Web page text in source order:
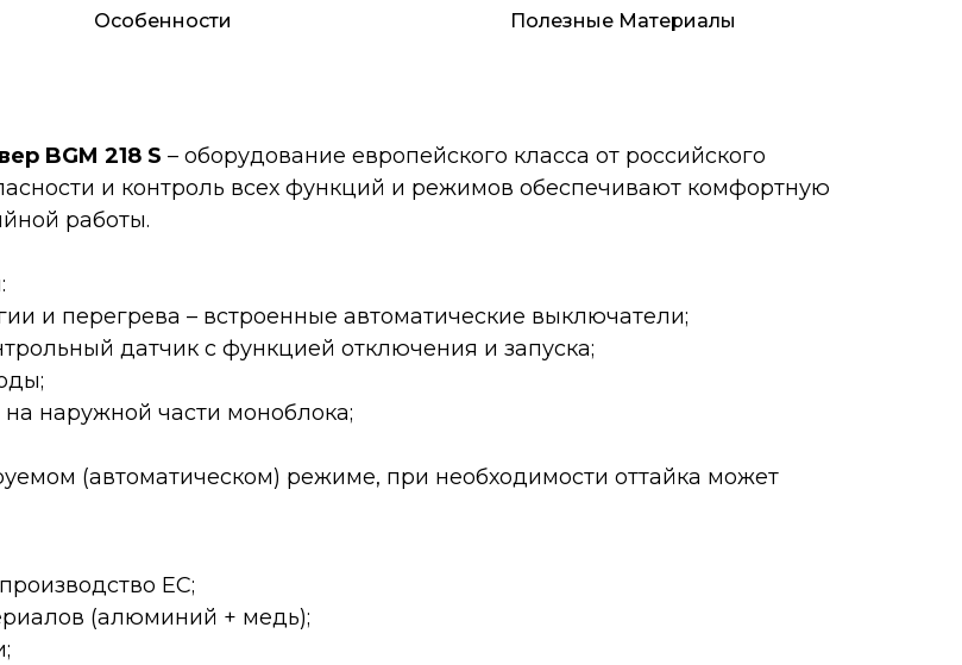
Особенности Полезные Материалы
BGM 218 S – оборудование европейского класса от российского
и контроль всех функций и режимов обеспечивают комфортную
работы.
и перегрева – встроенные автоматические выключатели;
датчик с функцией отключения и запуска;
наружной части моноблока;
(автоматическом) режиме, при необходимости оттайка может
ЕС;
(алюминий + медь);